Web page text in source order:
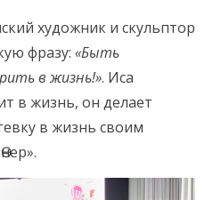
художник и скульптор
фразу: «Быть
в жизнь!». Иса
в жизнь, он делает
в жизнь своим